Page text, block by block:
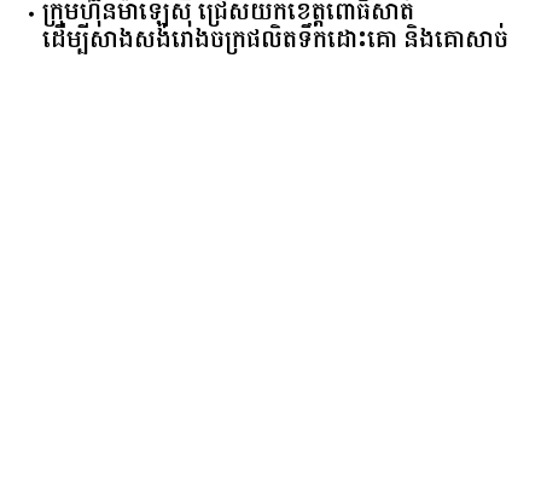
ក្រុមហ៊ុន​ម៉ាឡេស៊ី ជ្រើសយកខេត្ដពោធិ៍សាត់
ដើម្បីសាងសង់រោងចក្រផលិតទឹកដោះគោ និងគោសាច់